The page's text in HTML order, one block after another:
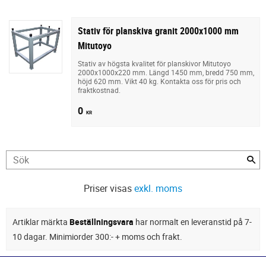
Stativ för planskiva granit 2000x1000 mm
Mitutoyo
Stativ av högsta kvalitet för planskivor Mitutoyo
2000x1000x220 mm. Längd 1450 mm, bredd 750 mm,
höjd 620 mm. Vikt 40 kg. Kontakta oss för pris och
fraktkostnad.
0 KR
Priser visasexkl. moms
Artiklar märkta Beställningsvara har normalt en leveranstid på 7-
10 dagar. Minimiorder 300:- + moms och frakt.